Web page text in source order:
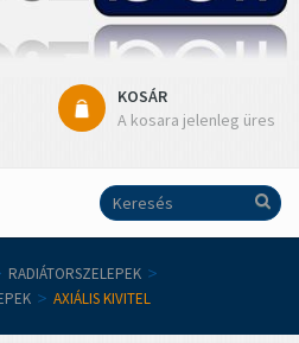
KOSÁR
A kosara jelenleg üres
RADIÁTORSZELEPEK >
> AXIÁLIS KIVITEL